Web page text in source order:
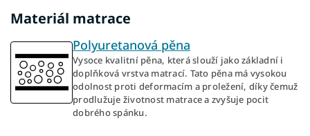
Materiál matrace
Polyuretanová pěna
Vysoce kvalitní pěna, která slouží jako základní i
doplňková vrstva matrací. Tato pěna má vysokou
odolnost proti deformacím a proležení, díky čemuž
prodlužuje životnost matrace a zvyšuje pocit
dobrého spánku.